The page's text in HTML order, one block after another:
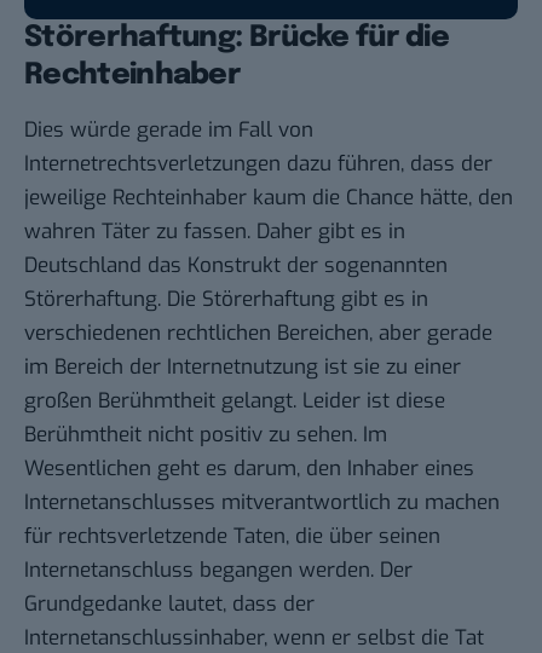
Störerhaftung: Brücke für die
Rechteinhaber
Dies würde gerade im Fall von
Internetrechtsverletzungen dazu führen, dass der
jeweilige Rechteinhaber kaum die Chance hätte, den
wahren Täter zu fassen. Daher gibt es in
Deutschland das Konstrukt der sogenannten
Störerhaftung. Die Störerhaftung gibt es in
verschiedenen rechtlichen Bereichen, aber gerade
im Bereich der Internetnutzung ist sie zu einer
großen Berühmtheit gelangt. Leider ist diese
Berühmtheit nicht positiv zu sehen. Im
Wesentlichen geht es darum, den Inhaber eines
Internetanschlusses mitverantwortlich zu machen
für rechtsverletzende Taten, die über seinen
Internetanschluss begangen werden. Der
Grundgedanke lautet, dass der
Internetanschlussinhaber, wenn er selbst die Tat